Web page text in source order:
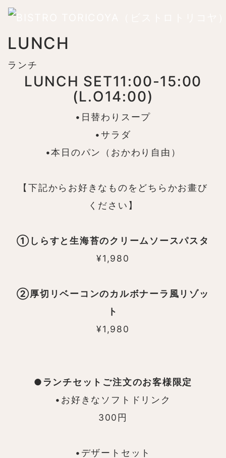
LUNCH
ランチ
LUNCH SET11:00-15:00
(L.O14:00)
•日替わりスープ
•サラダ
•本日のパン（おかわり自由）
【下記からお好きなものをどちらかお畫び
ください】
①しらすと生海苔のクリームソースパスタ
¥1,980
②厚切リベーコンのカルボナーラ風リゾッ
ト
¥1,980
●ランチセットご注文のお客様限定
•お好きなソフトドリンク
300円
•デザートセット